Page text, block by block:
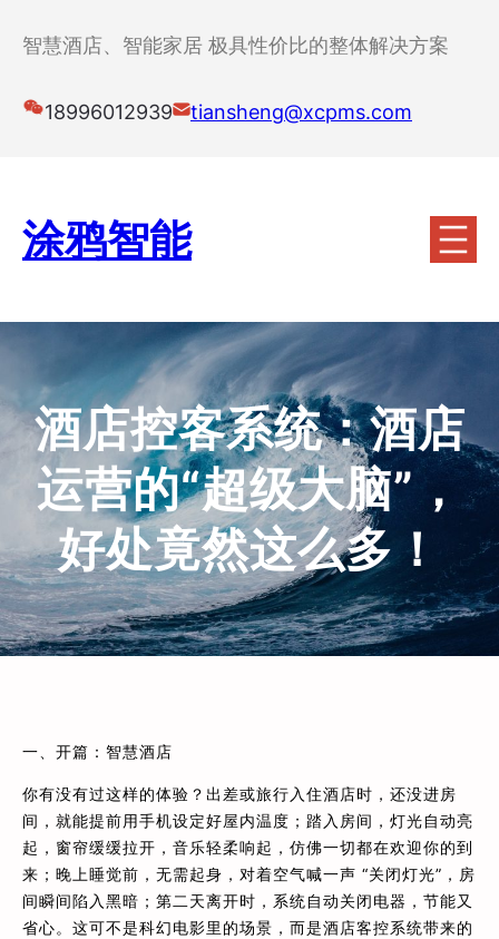
智慧酒店、智能家居 极具性价比的整体解决方案
18996012939 tiansheng@xcpms.com
涂鸦智能
酒店控客系统：酒店
运营的“超级大脑”，
好处竟然这么多！
一、开篇：智慧酒店
你有没有过这样的体验？出差或旅行入住酒店时，还没进房
间，就能提前用手机设定好屋内温度；踏入房间，灯光自动亮
起，窗帘缓缓拉开，音乐轻柔响起，仿佛一切都在欢迎你的到
来；晚上睡觉前，无需起身，对着空气喊一声 “关闭灯光”，房
间瞬间陷入黑暗；第二天离开时，系统自动关闭电器，节能又
省心。这可不是科幻电影里的场景，而是酒店客控系统带来的